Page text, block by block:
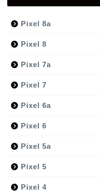
Pixel 8a
Pixel 8
Pixel 7a
Pixel 7
Pixel 6a
Pixel 6
Pixel 5a
Pixel 5
Pixel 4